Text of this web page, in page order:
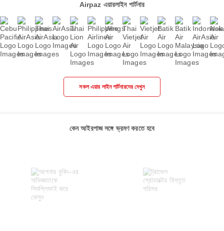
Airpaz এয়ারলাইন পার্টনার
সকল এয়ার লাইন পার্টনারদের দেখুন
কেন আইরপাজ সঙ্গে ভ্রমণ করতে হবে